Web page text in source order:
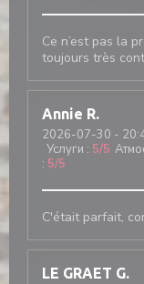
Ce n’est pas la
toujours très
Annie R
2026-07-30 -
Услуги : 5/5
: 5/5
C'était parfait,
LE GRAET G